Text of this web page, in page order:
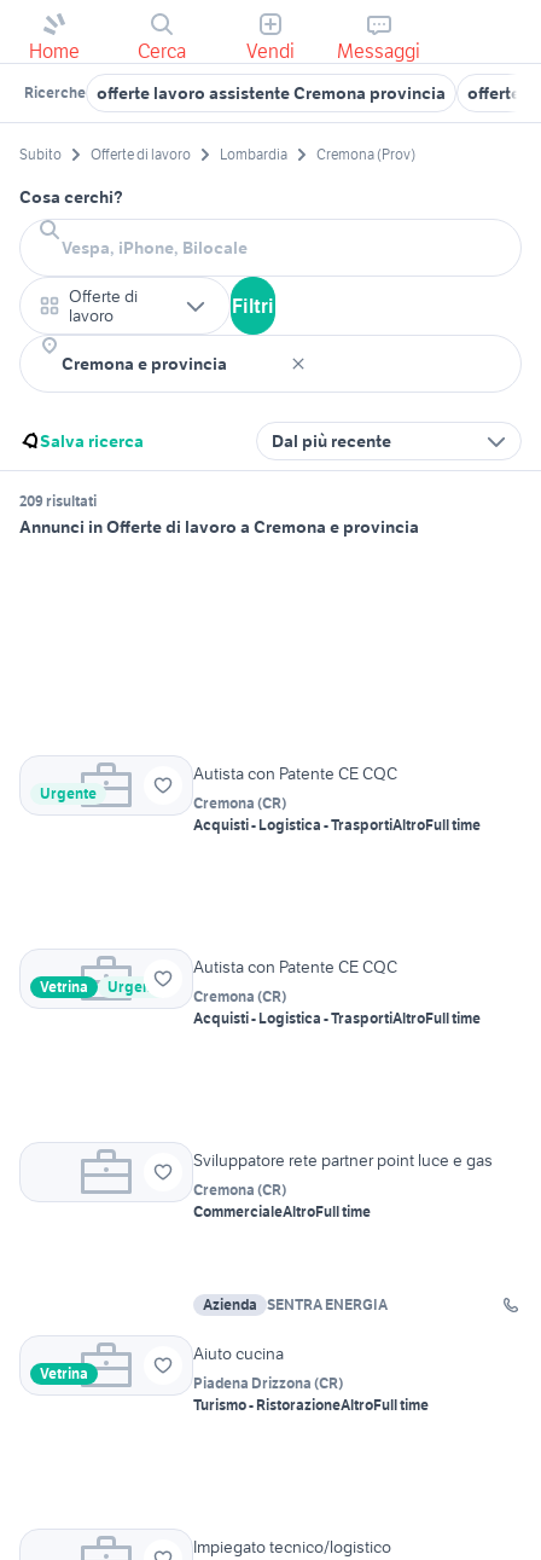
Home Cerca Vendi Messaggi
Ricerche offerte lavoro assistente Cremona provincia offerte
Subito Offerte di lavoro Lombardia Cremona (Prov)
Cosa cerchi?
Offerte di
lavoro
Filtri
Salva ricerca Dal più recente
209 risultati
Annunci in Offerte di lavoro a Cremona e provincia
Urgente
Autista con Patente CE CQC
Cremona (CR)
Acquisti - Logistica - TrasportiAltroFull time
Vetrina Urgente
Autista con Patente CE CQC
Cremona (CR)
Acquisti - Logistica - TrasportiAltroFull time
Sviluppatore rete partner point luce e gas
Cremona (CR)
CommercialeAltroFull time
Azienda SENTRA ENERGIA
Vetrina
Aiuto cucina
Piadena Drizzona (CR)
Turismo - RistorazioneAltroFull time
Impiegato tecnico/logistico